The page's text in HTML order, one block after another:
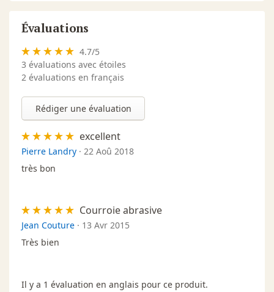
Évaluations
4.7/5
3 évaluations avec étoiles
2 évaluations en français
Rédiger une évaluation
excellent
Pierre Landry · 22 Aoû 2018
très bon
Courroie abrasive
Jean Couture · 13 Avr 2015
Très bien
Il y a 1 évaluation en anglais pour ce produit.